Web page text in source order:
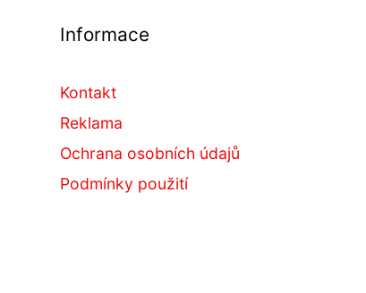
Informace
Kontakt
Reklama
Ochrana osobních údajů
Podmínky použití